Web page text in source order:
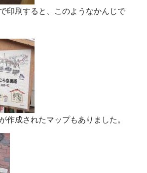
印刷すると、このようなかんじで
作成されたマップもありました。